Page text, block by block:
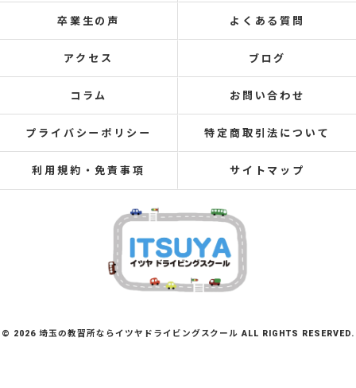
卒業生の声 よくある質問
アクセス ブログ
コラム お問い合わせ
プライバシーポリシー 特定商取引法について
利用規約・免責事項 サイトマップ
© 2026 埼玉の教習所ならイツヤドライビングスクール ALL RIGHTS RESERVED.